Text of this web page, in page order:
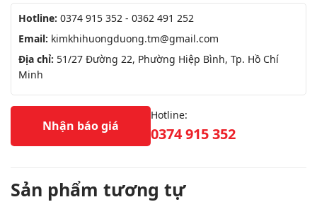
Hotline: 0374 915 352 - 0362 491 252
Email: kimkhihuongduong.tm@gmail.com
Địa chỉ: 51/27 Đường 22, Phường Hiệp Bình, Tp. Hồ Chí
Minh
Nhận báo giá
Hotline:
0374 915 352
Sản phẩm tương tự